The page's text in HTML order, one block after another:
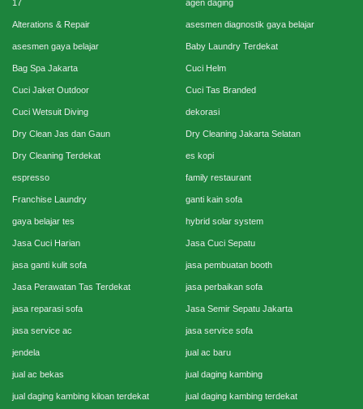
17 agen daging
Alterations & Repair asesmen diagnostik gaya belajar
asesmen gaya belajar Baby Laundry Terdekat
Bag Spa Jakarta Cuci Helm
Cuci Jaket Outdoor Cuci Tas Branded
Cuci Wetsuit Diving dekorasi
Dry Clean Jas dan Gaun Dry Cleaning Jakarta Selatan
Dry Cleaning Terdekat es kopi
espresso family restaurant
Franchise Laundry ganti kain sofa
gaya belajar tes hybrid solar system
Jasa Cuci Harian Jasa Cuci Sepatu
jasa ganti kulit sofa jasa pembuatan booth
Jasa Perawatan Tas Terdekat jasa perbaikan sofa
jasa reparasi sofa Jasa Semir Sepatu Jakarta
jasa service ac jasa service sofa
jendela jual ac baru
jual ac bekas jual daging kambing
jual daging kambing kiloan terdekat jual daging kambing terdekat